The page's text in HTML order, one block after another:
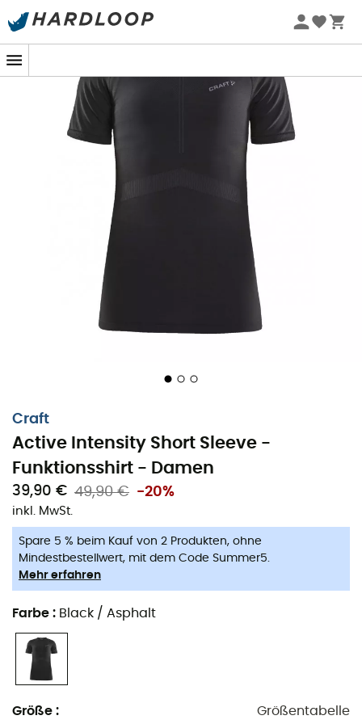
-5% Extra - Code Summer5
Craft
Active Intensity Short Sleeve -
Funktionsshirt - Damen
39,90 € 49,90 € -20%
inkl. MwSt.
Spare 5 % beim Kauf von 2 Produkten, ohne
Mindestbestellwert, mit dem Code Summer5.
Mehr erfahren
Farbe : Black / Asphalt
Größe : Größentabelle
DasActive Intensity Short Sleeve
fürDamen
Basisschicht
oder
Skifahrten
recyceltem Polyester
und mit einer